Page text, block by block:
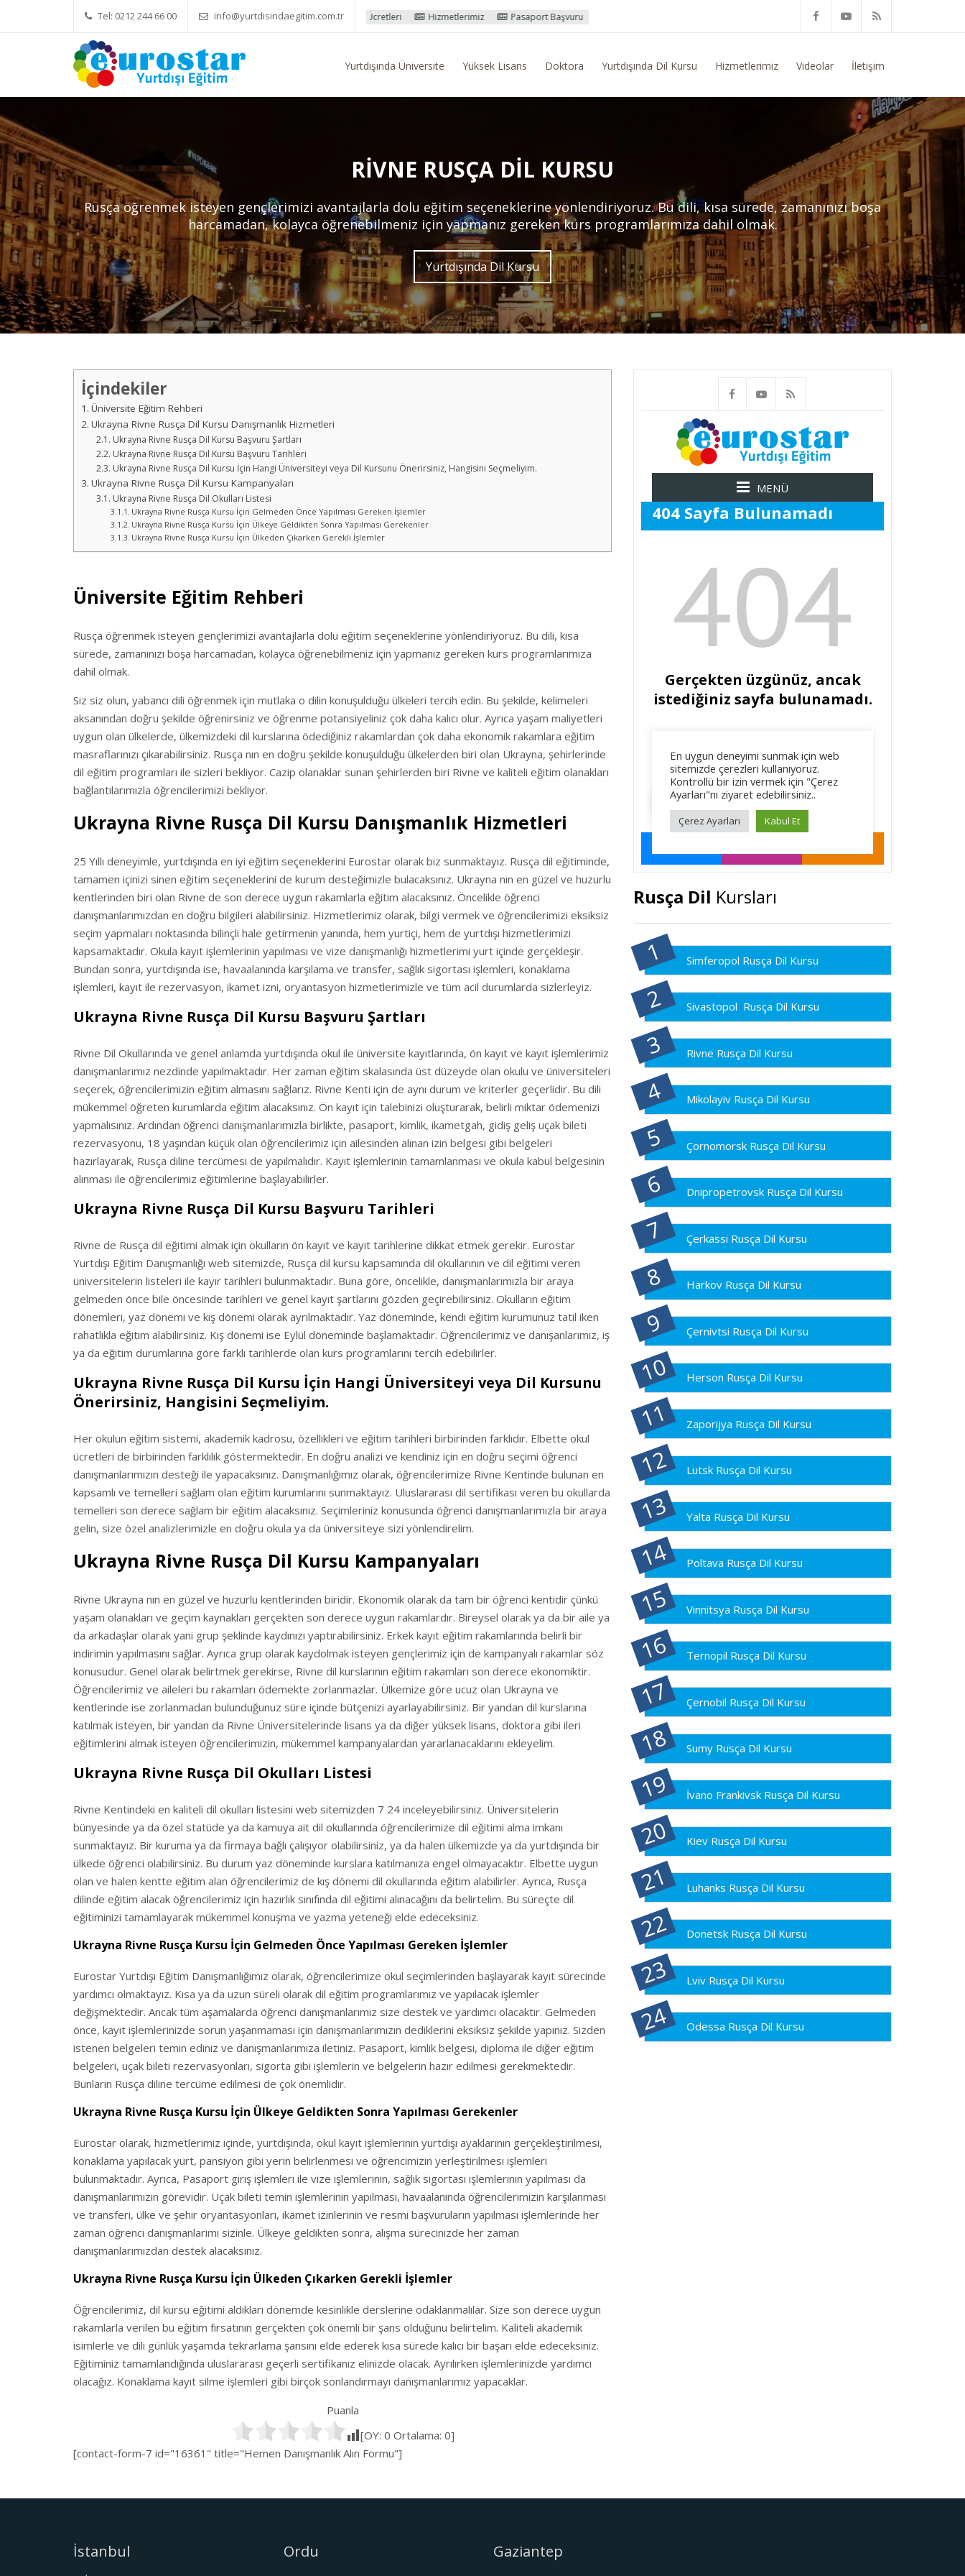
Tel: 0212 244 66 00 info@yurtdisindaegitim.com.tr
Yök Denkliği Önemli Eğitim Ücretleri Hizmetlerimiz Pasaport Başvuru İşlemleri
Yurtdışında Üniversite Yüksek Lisans Doktora Yurtdışında Dil Kursu Hizmetlerimiz Videolar İletişim
RIVNE RUSÇA DIL KURSU
Rusça öğrenmek isteyen gençlerimizi avantajlarla dolu eğitim seçeneklerine yönlendiriyoruz. Bu dili, kısa sürede, zamanınızı boşa
harcamadan, kolayca öğrenebilmeniz için yapmanız gereken kurs programlarımıza dahil olmak.
Yurtdışında Dil Kursu
İçindekiler
Üniversite Eğitim Rehberi
Ukrayna Rivne Rusça Dil Kursu Danışmanlık Hizmetleri
Ukrayna Rivne Rusça Dil Kursu Başvuru Şartları
Ukrayna Rivne Rusça Dil Kursu Başvuru Tarihleri
Ukrayna Rivne Rusça Dil Kursu İçin Hangi Üniversiteyi veya Dil Kursunu Önerirsiniz, Hangisini Seçmeliyim.
Ukrayna Rivne Rusça Dil Kursu Kampanyaları
Ukrayna Rivne Rusça Dil Okulları Listesi
Ukrayna Rivne Rusça Kursu İçin Gelmeden Önce Yapılması Gereken İşlemler
Ukrayna Rivne Rusça Kursu İçin Ülkeye Geldikten Sonra Yapılması Gerekenler
Ukrayna Rivne Rusça Kursu İçin Ülkeden Çıkarken Gerekli İşlemler
Üniversite Eğitim Rehberi
Rusça öğrenmek isteyen gençlerimizi avantajlarla dolu eğitim seçeneklerine yönlendiriyoruz. Bu dili, kısa
sürede, zamanınızı boşa harcamadan, kolayca öğrenebilmeniz için yapmanız gereken kurs programlarımıza
dahil olmak.
Siz siz olun, yabancı dili öğrenmek için mutlaka o dilin konuşulduğu ülkeleri tercih edin. Bu şekilde, kelimeleri
aksanından doğru şekilde öğrenirsiniz ve öğrenme potansiyeliniz çok daha kalıcı olur. Ayrıca yaşam maliyetleri
uygun olan ülkelerde, ülkemizdeki dil kurslarına ödediğiniz rakamlardan çok daha ekonomik rakamlara eğitim
masraflarınızı çıkarabilirsiniz. Rusça nın en doğru şekilde konuşulduğu ülkelerden biri olan Ukrayna, şehirlerinde
dil eğitim programları ile sizleri bekliyor. Cazip olanaklar sunan şehirlerden biri Rivne ve kaliteli eğitim olanakları
bağlantılarımızla öğrencilerimizi bekliyor.
Ukrayna Rivne Rusça Dil Kursu Danışmanlık Hizmetleri
25 Yıllı deneyimle, yurtdışında en iyi eğitim seçeneklerini Eurostar olarak biz sunmaktayız. Rusça dil eğitiminde,
tamamen içinizi sinen eğitim seçeneklerini de kurum desteğimizle bulacaksınız. Ukrayna nın en güzel ve huzurlu
kentlerinden biri olan Rivne de son derece uygun rakamlarla eğitim alacaksınız. Öncelikle öğrenci
danışmanlarımızdan en doğru bilgileri alabilirsiniz. Hizmetlerimiz olarak, bilgi vermek ve öğrencilerimizi eksiksiz
seçim yapmaları noktasında bilinçli hale getirmenin yanında, hem yurtiçi, hem de yurtdışı hizmetlerimizi
kapsamaktadır. Okula kayıt işlemlerinin yapılması ve vize danışmanlığı hizmetlerimi yurt içinde gerçekleşir.
Bundan sonra, yurtdışında ise, havaalanında karşılama ve transfer, sağlık sigortası işlemleri, konaklama
işlemleri, kayıt ile rezervasyon, ikamet izni, oryantasyon hizmetlerimizle ve tüm acil durumlarda sizlerleyiz.
Ukrayna Rivne Rusça Dil Kursu Başvuru Şartları
Rivne Dil Okullarında ve genel anlamda yurtdışında okul ile üniversite kayıtlarında, ön kayıt ve kayıt işlemlerimiz
danışmanlarımız nezdinde yapılmaktadır. Her zaman eğitim skalasında üst düzeyde olan okulu ve üniversiteleri
seçerek, öğrencilerimizin eğitim almasını sağlarız. Rivne Kenti için de aynı durum ve kriterler geçerlidir. Bu dili
mükemmel öğreten kurumlarda eğitim alacaksınız. Ön kayıt için talebinizi oluşturarak, belirli miktar ödemenizi
yapmalısınız. Ardından öğrenci danışmanlarımızla birlikte, pasaport, kimlik, ikametgah, gidiş geliş uçak bileti
rezervasyonu, 18 yaşından küçük olan öğrencilerimiz için ailesinden alınan izin belgesi gibi belgeleri
hazırlayarak, Rusça diline tercümesi de yapılmalıdır. Kayıt işlemlerinin tamamlanması ve okula kabul belgesinin
alınması ile öğrencilerimiz eğitimlerine başlayabilirler.
Ukrayna Rivne Rusça Dil Kursu Başvuru Tarihleri
Rivne de Rusça dil eğitimi almak için okulların ön kayıt ve kayıt tarihlerine dikkat etmek gerekir. Eurostar
Yurtdışı Eğitim Danışmanlığı web sitemizde, Rusça dil kursu kapsamında dil okullarının ve dil eğitimi veren
üniversitelerin listeleri ile kayır tarihleri bulunmaktadır. Buna göre, öncelikle, danışmanlarımızla bir araya
gelmeden önce bile öncesinde tarihleri ve genel kayıt şartlarını gözden geçirebilirsiniz. Okulların eğitim
dönemleri, yaz dönemi ve kış dönemi olarak ayrılmaktadır. Yaz döneminde, kendi eğitim kurumunuz tatil iken
rahatlıkla eğitim alabilirsiniz. Kış dönemi ise Eylül döneminde başlamaktadır. Öğrencilerimiz ve danışanlarımız, iş
ya da eğitim durumlarına göre farklı tarihlerde olan kurs programlarını tercih edebilirler.
Ukrayna Rivne Rusça Dil Kursu İçin Hangi Üniversiteyi veya Dil Kursunu
Önerirsiniz, Hangisini Seçmeliyim.
Her okulun eğitim sistemi, akademik kadrosu, özellikleri ve eğitim tarihleri birbirinden farklıdır. Elbette okul
ücretleri de birbirinden farklılık göstermektedir. En doğru analizi ve kendiniz için en doğru seçimi öğrenci
danışmanlarımızın desteği ile yapacaksınız. Danışmanlığımız olarak, öğrencilerimize Rivne Kentinde bulunan en
kapsamlı ve temelleri sağlam olan eğitim kurumlarını sunmaktayız. Uluslararası dil sertifikası veren bu okullarda
temelleri son derece sağlam bir eğitim alacaksınız. Seçimleriniz konusunda öğrenci danışmanlarımızla bir araya
gelin, size özel analizlerimizle en doğru okula ya da üniversiteye sizi yönlendirelim.
Ukrayna Rivne Rusça Dil Kursu Kampanyaları
Rivne Ukrayna nın en güzel ve huzurlu kentlerinden biridir. Ekonomik olarak da tam bir öğrenci kentidir çünkü
yaşam olanakları ve geçim kaynakları gerçekten son derece uygun rakamlardır. Bireysel olarak ya da bir aile ya
da arkadaşlar olarak yani grup şeklinde kaydınızı yaptırabilirsiniz. Erkek kayıt eğitim rakamlarında belirli bir
indirimin yapılmasını sağlar. Ayrıca grup olarak kaydolmak isteyen gençlerimiz için de kampanyalı rakamlar söz
konusudur. Genel olarak belirtmek gerekirse, Rivne dil kurslarının eğitim rakamları son derece ekonomiktir.
Öğrencilerimiz ve aileleri bu rakamları ödemekte zorlanmazlar. Ülkemize göre ucuz olan Ukrayna ve
kentlerinde ise zorlanmadan bulunduğunuz süre içinde bütçenizi ayarlayabilirsiniz. Bir yandan dil kurslarına
katılmak isteyen, bir yandan da Rivne Üniversitelerinde lisans ya da diğer yüksek lisans, doktora gibi ileri
eğitimlerini almak isteyen öğrencilerimizin, mükemmel kampanyalardan yararlanacaklarını ekleyelim.
Ukrayna Rivne Rusça Dil Okulları Listesi
Rivne Kentindeki en kaliteli dil okulları listesini web sitemizden 7 24 inceleyebilirsiniz. Üniversitelerin
bünyesinde ya da özel statüde ya da kamuya ait dil okullarında öğrencilerimize dil eğitimi alma imkanı
sunmaktayız. Bir kuruma ya da firmaya bağlı çalışıyor olabilirsiniz, ya da halen ülkemizde ya da yurtdışında bir
ülkede öğrenci olabilirsiniz. Bu durum yaz döneminde kurslara katılmanıza engel olmayacaktır. Elbette uygun
olan ve halen kentte eğitim alan öğrencilerimiz de kış dönemi dil okullarında eğitim alabilirler. Ayrıca, Rusça
dilinde eğitim alacak öğrencilerimiz için hazırlık sınıfında dil eğitimi alınacağını da belirtelim. Bu süreçte dil
eğitiminizi tamamlayarak mükemmel konuşma ve yazma yeteneği elde edeceksiniz.
Ukrayna Rivne Rusça Kursu İçin Gelmeden Önce Yapılması Gereken İşlemler
Eurostar Yurtdışı Eğitim Danışmanlığımız olarak, öğrencilerimize okul seçimlerinden başlayarak kayıt sürecinde
yardımcı olmaktayız. Kısa ya da uzun süreli olarak dil eğitim programlarımız ve yapılacak işlemler
değişmektedir. Ancak tüm aşamalarda öğrenci danışmanlarımız size destek ve yardımcı olacaktır. Gelmeden
önce, kayıt işlemlerinizde sorun yaşanmaması için danışmanlarımızın dediklerini eksiksiz şekilde yapınız. Sizden
istenen belgeleri temin ediniz ve danışmanlarımıza iletiniz. Pasaport, kimlik belgesi, diploma ile diğer eğitim
belgeleri, uçak bileti rezervasyonları, sigorta gibi işlemlerin ve belgelerin hazır edilmesi gerekmektedir.
Bunların Rusça diline tercüme edilmesi de çok önemlidir.
Ukrayna Rivne Rusça Kursu İçin Ülkeye Geldikten Sonra Yapılması Gerekenler
Eurostar olarak, hizmetlerimiz içinde, yurtdışında, okul kayıt işlemlerinin yurtdışı ayaklarının gerçekleştirilmesi,
konaklama yapılacak yurt, pansiyon gibi yerin belirlenmesi ve öğrencimizin yerleştirilmesi işlemleri
bulunmaktadır. Ayrıca, Pasaport giriş işlemleri ile vize işlemlerinin, sağlık sigortası işlemlerinin yapılması da
danışmanlarımızın görevidir. Uçak bileti temin işlemlerinin yapılması, havaalanında öğrencilerimizin karşılanması
ve transferi, ülke ve şehir oryantasyonları, ikamet izinlerinin ve resmi başvuruların yapılması işlemlerinde her
zaman öğrenci danışmanlarımı sizinle. Ülkeye geldikten sonra, alışma sürecinizde her zaman
danışmanlarımızdan destek alacaksınız.
Ukrayna Rivne Rusça Kursu İçin Ülkeden Çıkarken Gerekli İşlemler
Öğrencilerimiz, dil kursu eğitimi aldıkları dönemde kesinlikle derslerine odaklanmalılar. Size son derece uygun
rakamlarla verilen bu eğitim fırsatının gerçekten çok önemli bir şans olduğunu belirtelim. Kaliteli akademik
isimlerle ve dili günlük yaşamda tekrarlama şansını elde ederek kısa sürede kalıcı bir başarı elde edeceksiniz.
Eğitiminiz tamamlandığında uluslararası geçerli sertifikanız elinizde olacak. Ayrılırken işlemlerinizde yardımcı
olacağız. Konaklama kayıt silme işlemleri gibi birçok sonlandırmayı danışmanlarımız yapacaklar.
Puanla
[OY: 0 Ortalama: 0]
[contact-form-7 id="16361" title="Hemen Danışmanlık Alın Formu"]
Rusça Dil Kursları
Simferopol Rusça Dil Kursu
Sivastopol Rusça Dil Kursu
Rivne Rusça Dil Kursu
Mikolayiv Rusça Dil Kursu
Çornomorsk Rusça Dil Kursu
Dnipropetrovsk Rusça Dil Kursu
Çerkassi Rusça Dil Kursu
Harkov Rusça Dil Kursu
Çernivtsi Rusça Dil Kursu
Herson Rusça Dil Kursu
Zaporijya Rusça Dil Kursu
Lutsk Rusça Dil Kursu
Yalta Rusça Dil Kursu
Poltava Rusça Dil Kursu
Vinnitsya Rusça Dil Kursu
Ternopil Rusça Dil Kursu
Çernobil Rusça Dil Kursu
Sumy Rusça Dil Kursu
İvano Frankivsk Rusça Dil Kursu
Kiev Rusça Dil Kursu
Luhanks Rusça Dil Kursu
Donetsk Rusça Dil Kursu
Lviv Rusça Dil Kursu
Odessa Rusça Dil Kursu
İstanbul Ordu Gaziantep